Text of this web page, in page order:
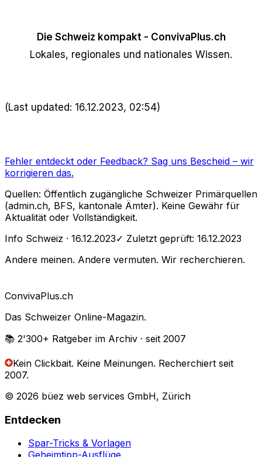
Die Schweiz kompakt - ConvivaPlus.ch
Lokales, regionales und nationales Wissen.
(Last updated: 16.12.2023, 02:54)
Fehler entdeckt oder Feedback? Sag uns Bescheid – wir
korrigieren das.
Quellen: Öffentlich zugängliche Schweizer Primärquellen
(admin.ch, BFS, kantonale Ämter). Keine Gewähr für
Aktualität oder Vollständigkeit.
Info Schweiz · 16.12.2023✓ Zuletzt geprüft: 16.12.2023
Andere meinen. Andere vermuten. Wir recherchieren.
ConvivaPlus.ch
Das Schweizer Online-Magazin.
📚 2'300+ Ratgeber im Archiv · seit 2007
Kein Clickbait. Keine Meinungen. Recherchiert seit
2007.
© 2026 büez web services GmbH, Zürich
Entdecken
Spar-Tricks & Vorlagen